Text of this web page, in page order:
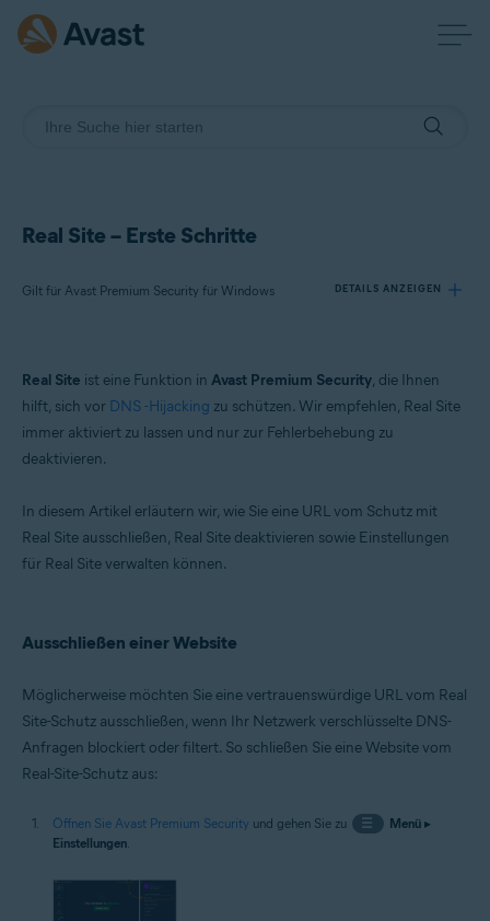
Real Site – Erste Schritte
Gilt für Avast Premium Security für Windows DETAILS ANZEIGEN
Produkte:
Avast Premium Security 24.x für Windows
Microsoft Windows 8.1 Home/Pro/Enterprise/Education – 32-/64-Bit
Microsoft Windows 8 Home/Pro/Enterprise/Education – 32-/64-Bit
Microsoft Windows 7 Home Basic/Home
Real Site ist eine Funktion in Avast Premium Security, die Ihnen
hilft, sich vor DNS -Hijacking zu schützen. Wir empfehlen, Real Site
immer aktiviert zu lassen und nur zur Fehlerbehebung zu
deaktivieren.
In diesem Artikel erläutern wir, wie Sie eine URL vom Schutz mit
Real Site ausschließen, Real Site deaktivieren sowie Einstellungen
für Real Site verwalten können.
Ausschließen einer Website
Möglicherweise möchten Sie eine vertrauenswürdige URL vom Real
Site-Schutz ausschließen, wenn Ihr Netzwerk verschlüsselte DNS-
Anfragen blockiert oder filtert. So schließen Sie eine Website vom
Real-Site-Schutz aus:
Öffnen Sie Avast Premium Security und gehen Sie zu ☰ Menü▸
Einstellungen.